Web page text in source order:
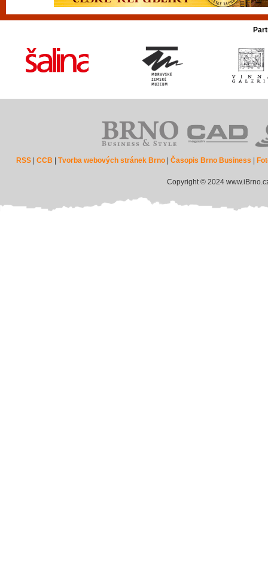
RSS |CCB |Tvorba webových stránek Brno |Časopis Brno Business
Copyright © 2024